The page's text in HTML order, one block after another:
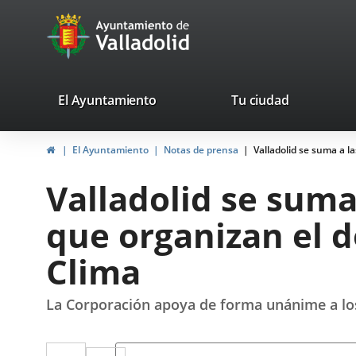
Portal
Web
Ayuntamiento
de
valladolid.es
El Ayuntamiento Tu ciudad
HomeEl Ayuntamiento Notas de prensa Valladolid se suma a
Valladolid se
que organizan el
Clima
La Corporación apoya de forma unánime a